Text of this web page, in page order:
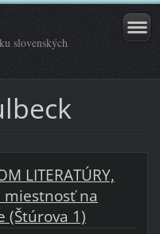
slovenských
LITERATÚRY,
miestnosť na
(Štúrova 1)